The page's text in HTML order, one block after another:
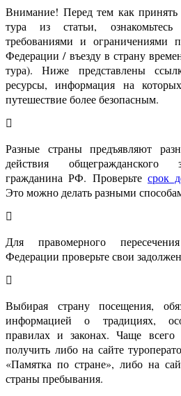
Внимание! Перед тем как
тура из статьи,
требованиями и ограничениями
Федерации / въезду в страну
тура). Ниже представлены
ресурсы, информация на
путешествие более безопасным.
Разные страны предъявляют
действия общегражданского
гражданина РФ. Проверьте срок
Это можно делать разными
Для правомерного
Федерации проверьте свои
Выбирая страну посещения,
информацией о традициях,
правилах и законах. Чаще
получить либо на сайте
«Памятка по стране», либо на
страны пребывания.